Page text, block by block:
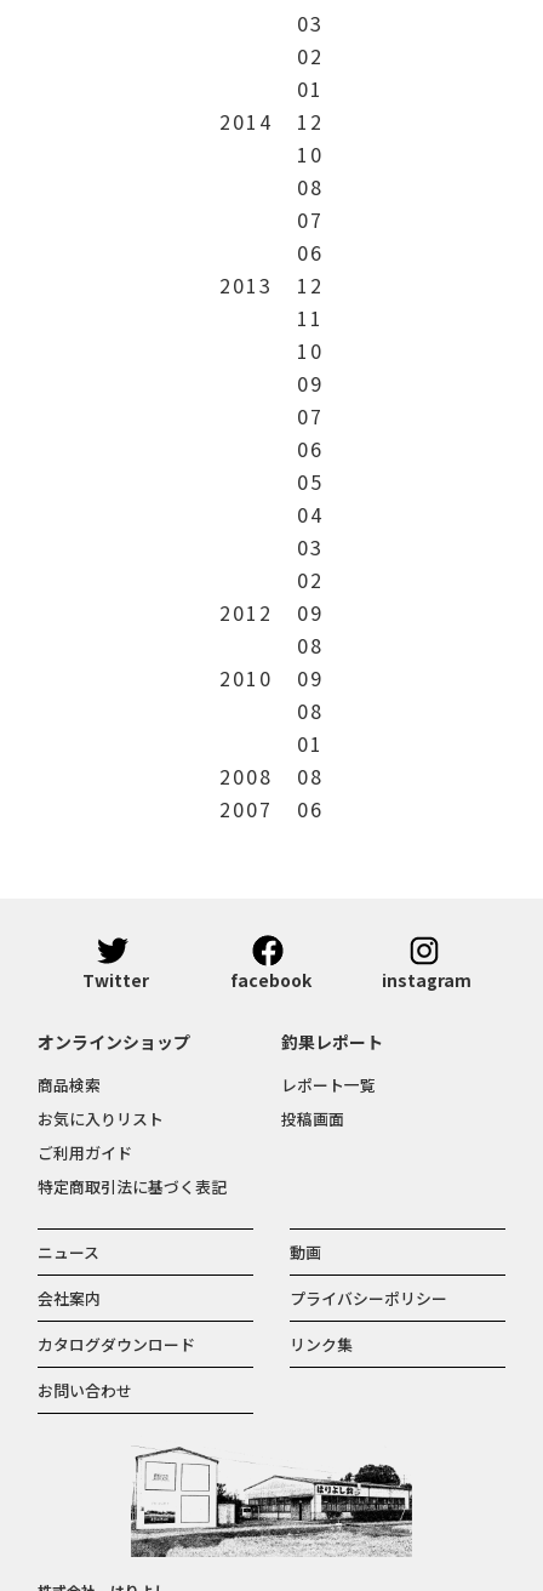
03
02
01
2014
12
10
08
07
06
2013
12
11
10
09
07
06
05
04
03
02
2012
09
08
2010
09
08
01
2008
08
2007
06
Twitter facebook instagram
ニュース
動画
会社案内
プライバシーポリシー
カタログダウンロード
リンク集
お問い合わせ
オンラインショップ
商品検索
お気に入りリスト
ご利用ガイド
特定商取引法に基づく表記
釣果レポート
レポート一覧
投稿画面